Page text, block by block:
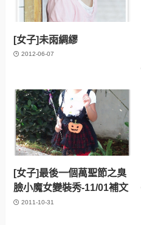
[女子]未雨綢繆
2012-06-07
[女子]最後一個萬聖節之臭
臉小魔女變裝秀-11/01補文
2011-10-31